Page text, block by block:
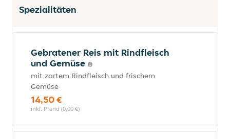
Spezialitäten
Gebratener Reis mit Rindfleisch
und Gemüse
mit zartem Rindfleisch und frischem
Gemüse
14,50 €
inkl. Pfand (0,00 €)